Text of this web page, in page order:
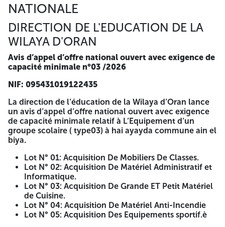
Attestations de bonne exécution délivrées par des services
électronique. 11) - Mise à jour CNAS, CASNOS en cours de
validité. 12) - Extrait du casier judiciaire du gérant de
l’entreprise ou du directeur général de l’entreprise en
cours de validité. 13) - Extrait du casier judiciaire du gérant
de l’entreprise ou du directeur général de l’entreprise en
cours de validité. 14) - Copie de numéro d’identification
fiscale « NIF ». Toutes ces pièces doivent impérativement
1-Une déclaration à souscrire remplie datée et signée ; 2-
Planning + délais de livraison. 3- mémoire technique 4-
Numéro de code du prototype sous pli fermé. 5-Le cahier
des charges portant à la dernière page, la mention
manuscrite «lu et accepté », Toutes ces pièces doivent
Offre financière : 1)- La lettre de soumission remplie
renseignée, dûment, datée et signée selon le modèle ci-
joint. 2)- Le bordereau des prix unitaires rempli renseigné
daté et signé. 3)- Le devis estimatif et quantitatif rempli
renseigné daté et signé. Toutes ces pièces doivent
impérativement être insérées dans une 3ème enveloppe. A
la remise de la soumission, les 3 plis fermés (offre de
NATIONALE
DIRECTION DE L'EDUCATION DE LA
WILAYA D'ORAN
Avis d’appel d’offre national ouvert avec exigence de
capacité minimale n°03 /2026
NIF: 095431019122435
La direction de l’éducation de la Wilaya d’Oran lance
un avis d’appel d’offre national ouvert avec exigence
de capacité minimale relatif à L’Equipement d’un
groupe scolaire ( type03) à hai ayayda commune ain el
biya.
Lot N° 01: Acquisition De Mobiliers De Classes.
Lot N° 02: Acquisition De Matériel Administratif et
Informatique.
Lot N° 03: Acquisition De Grande ET Petit Matériel
de Cuisine.
Lot N° 04: Acquisition De Matériel Anti-Incendie
Lot N° 05: Acquisition Des Equipements sportif.è